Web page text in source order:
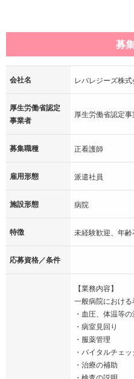
募
会社名 レバレジーズ株式
厚生労働省認定
事業者
厚生労働省認定
募集職種 正看護師
雇用形態 派遣社員
施設形態 病院
特徴 未経験歓迎、年齢
応募資格／条件
【業務内容】
一般病院における
・血圧、体温等
・病室見回り
・服薬管理
・バイタルチェッ
・治療の補助
・検査の説明